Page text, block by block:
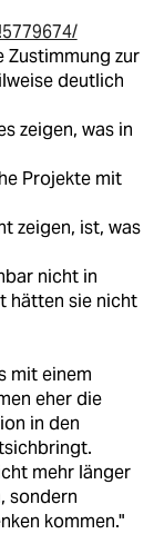
Zustimmung zur
deutlich
zeigen, was in
Projekte mit
zeigen, ist, was
nicht in
hätten sie nicht
mit einem
eher die
in den
mehr länger
sondern
kommen."